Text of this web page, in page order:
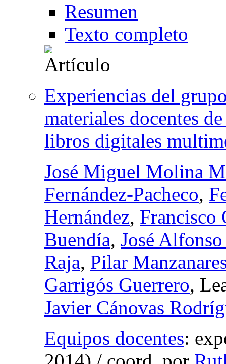
Resumen
Texto completo
Experiencias del
materiales docentes
libros digitales
José Miguel Molina
Fernández-Pacheco,
Hernández, Francisco
Buendía, José
Raja, Pilar
Garrigós Guerrero,
Javier Cánovas
Equipos docentes: